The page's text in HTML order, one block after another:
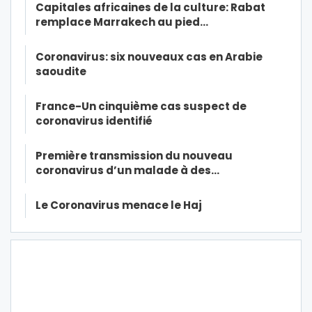
Capitales africaines de la culture: Rabat
remplace Marrakech au pied…
Coronavirus: six nouveaux cas en Arabie
saoudite
France-Un cinquième cas suspect de
coronavirus identifié
Première transmission du nouveau
coronavirus d’un malade à des…
Le Coronavirus menace le Haj